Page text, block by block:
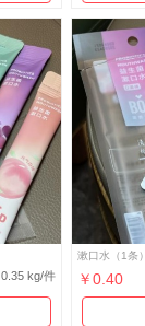
0.35 kg/件
漱口水（1条）
￥0.40